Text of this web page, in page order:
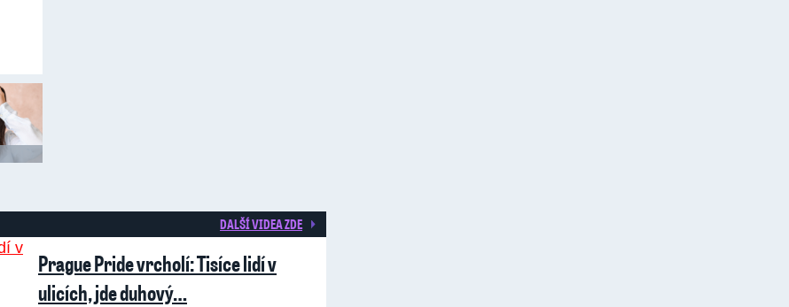
DALŠÍ VIDEA ZDE
Prague Pride vrcholí: Tisíce lidí v
ulicích, jde duhový…